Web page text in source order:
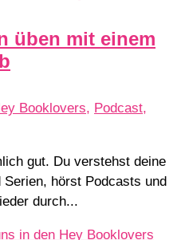
üben mit einem
Booklovers, Podcast,
gut. Du verstehst deine
hörst Podcasts und
durch...